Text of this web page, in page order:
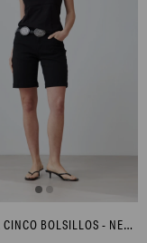
BERMUDA CINCO BOLSILLOS - NEGRO